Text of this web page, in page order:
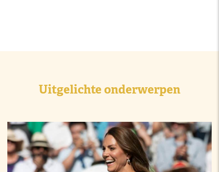
Uitgelichte onderwerpen